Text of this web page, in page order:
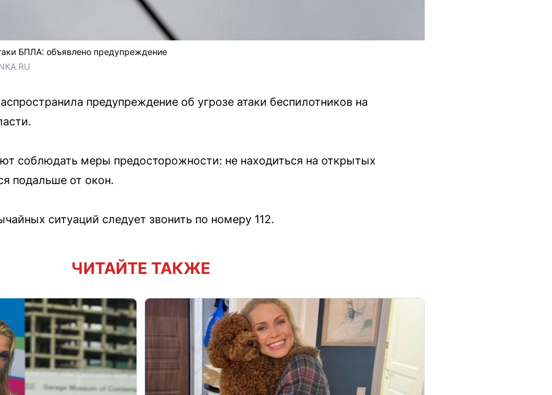
БПЛА: объявлено предупреждение
предупреждение об угрозе атаки беспилотников на
соблюдать меры предосторожности: не находиться на открытых
подальше от окон.
ситуаций следует звонить по номеру 112.
ЧИТАЙТЕ ТАКЖЕ